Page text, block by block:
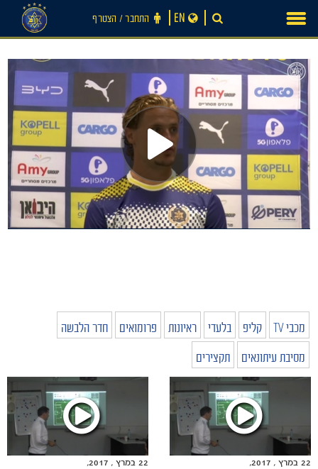
content
התחבר ‪/‬ הצטרף EN
מכבי TV קליפ בלעדי ראיונות פרומואים
חדר הלבשה
מסיבת עיתונאים
תקצירים
22 במרץ , 2017,
22 במרץ , 2017,